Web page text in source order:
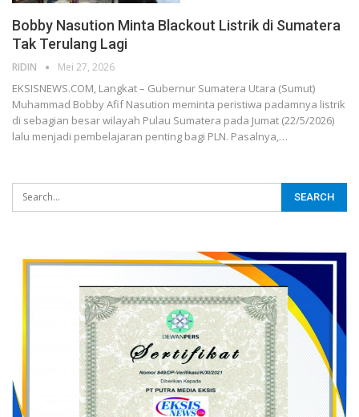
Bobby Nasution Minta Blackout Listrik di Sumatera
Tak Terulang Lagi
RIDIN Mei 27, 2026
EKSISNEWS.COM, Langkat – Gubernur Sumatera Utara (Sumut)
Muhammad Bobby Afif Nasution meminta peristiwa padamnya listrik
di sebagian besar wilayah Pulau Sumatera pada Jumat (22/5/2026)
lalu menjadi pembelajaran penting bagi PLN. Pasalnya,…